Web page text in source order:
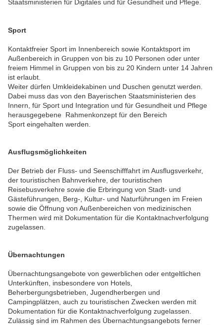
Staatsministerien für Digitales und für Gesundheit und Pflege.
Sport
Kontaktfreier Sport im Innenbereich sowie Kontaktsport im
Außenbereich in Gruppen von bis zu 10 Personen oder unter
freiem Himmel in Gruppen von bis zu 20 Kindern unter 14 Jahren
ist erlaubt.
Weiter dürfen Umkleidekabinen und Duschen genutzt werden.
Dabei muss das von den Bayerischen Staatsministerien des
Innern, für Sport und Integration und für Gesundheit und Pflege
herausgegebene Rahmenkonzept für den Bereich
Sport eingehalten werden.
Ausflugsmöglichkeiten
Der Betrieb der Fluss- und Seenschifffahrt im Ausflugsverkehr,
der touristischen Bahnverkehre, der touristischen
Reisebusverkehre sowie die Erbringung von Stadt- und
Gästeführungen, Berg-, Kultur- und Naturführungen im Freien
sowie die Öffnung von Außenbereichen von medizinischen
Thermen wird mit Dokumentation für die Kontaktnachverfolgung
zugelassen.
Übernachtungen
Übernachtungsangebote von gewerblichen oder entgeltlichen
Unterkünften, insbesondere von Hotels,
Beherbergungsbetrieben, Jugendherbergen und
Campingplätzen, auch zu touristischen Zwecken werden mit
Dokumentation für die Kontaktnachverfolgung zugelassen.
Zulässig sind im Rahmen des Übernachtungsangebots ferner